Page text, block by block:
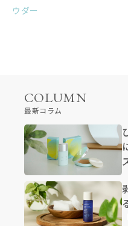
ウダー
COLUMN
最新コラム